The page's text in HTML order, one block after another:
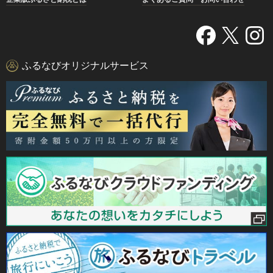
ふるなびオリジナルサービス